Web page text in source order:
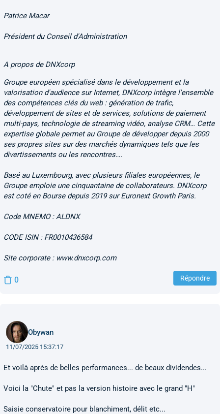
Patrice Macar
Président du Conseil d'Administration
A propos de DNXcorp
Groupe européen spécialisé dans le développement et la
valorisation d'audience sur Internet, DNXcorp intègre l'ensemble
des compétences clés du web : génération de trafic,
développement de sites et de services, solutions de paiement
multi-pays, technologie de streaming vidéo, analyse CRM… Cette
expertise globale permet au Groupe de développer depuis 2000
ses propres sites sur des marchés dynamiques tels que les
divertissements ou les rencontres….
Basé au Luxembourg, avec plusieurs filiales européennes, le
Groupe emploie une cinquantaine de collaborateurs. DNXcorp
est coté en Bourse depuis 2019 sur Euronext Growth Paris.
Code MNEMO : ALDNX
CODE ISIN : FR0010436584
Site corporate : www.dnxcorp.com
0 Répondre
Obywan
11/07/2025 15:37:17
Et voilà après de belles performances... de beaux dividendes...
Voici la "Chute" et pas la version histoire avec le grand "H"
Saisie conservatoire pour blanchiment, délit etc...